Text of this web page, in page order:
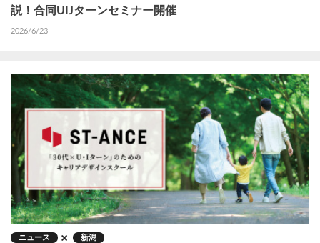
説！合同UIJターンセミナー開催
2026/6/23
ニュース 新潟